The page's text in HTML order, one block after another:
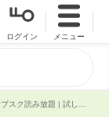
ログイン メニュー